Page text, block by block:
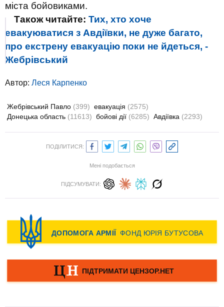
міста бойовиками.
Також читайте: Тих, хто хоче
евакуюватися з Авдіївки, не дуже багато,
про екстрену евакуацію поки не йдеться, -
Жебрівський
Автор: Леся Карпенко
Жебрівський Павло (399) евакуація (2575)
Донецька область (11613) бойові дії (6285) Авдіївка (2293)
ПОДІЛИТИСЯ:
Мені подобається
ПІДСУМУВАТИ: